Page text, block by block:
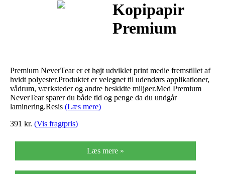
Kopipapir
Premium
vandfast
95mic 100ark/
æsk
Premium NeverTear er et højt udviklet print medie fremstillet af
hvidt polyester.Produktet er velegnet til udendørs applikationer,
vådrum, værksteder og andre beskidte miljøer.Med Premium
NeverTear sparer du både tid og penge da du undgår
laminering.Resis (Læs mere)
391 kr. (Vis fragtpris)
Læs mere »